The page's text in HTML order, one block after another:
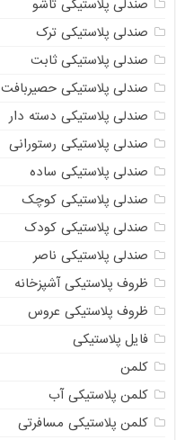
صندلی پلاستیکی تاشو
صندلی پلاستیکی ترک
صندلی پلاستیکی ثابت
صندلی پلاستیکی حصیربافت
صندلی پلاستیکی دسته دار
صندلی پلاستیکی رستورانی
صندلی پلاستیکی ساده
صندلی پلاستیکی کوچک
صندلی پلاستیکی کودک
صندلی پلاستیکی ناصر
ظروف پلاستیکی آشپزخانه
ظروف پلاستیکی عروس
فایل پلاستیکی
کلمن
کلمن پلاستیکی آب
کلمن پلاستیکی مسافرتی